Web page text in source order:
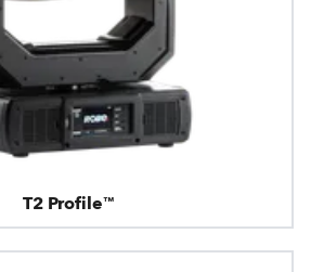
T2 Profile™